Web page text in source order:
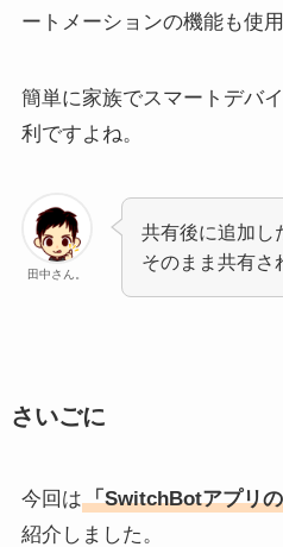
ートメーションの機能も使用
簡単に家族でスマートデバ
利ですよね。
田中さん。
共有後に追加し
そのまま共有さ
さいごに
今回は「SwitchBotアプリ
紹介しました。